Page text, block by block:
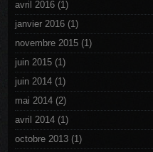
avril 2016 (1)
janvier 2016 (1)
novembre 2015 (1)
juin 2015 (1)
juin 2014 (1)
mai 2014 (2)
avril 2014 (1)
octobre 2013 (1)